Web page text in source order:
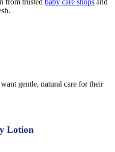
gentle, natural care for their
Lotion